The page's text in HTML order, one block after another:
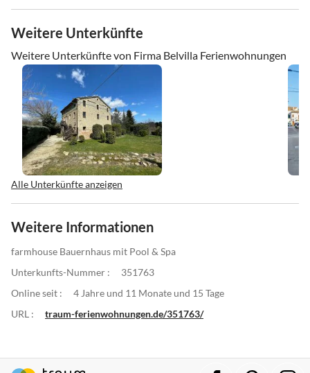
Weitere Unterkünfte
Weitere Unterkünfte von Firma Belvilla Ferienwohnungen
Alle Unterkünfte anzeigen
Weitere Informationen
farmhouse Bauernhaus mit Pool & Spa
Unterkunfts-Nummer :
351763
Online seit :
4 Jahre und 11 Monate und 15 Tage
URL :
traum-ferienwohnungen.de/351763/